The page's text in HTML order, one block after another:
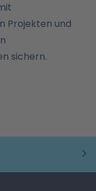
Projekten und
sichern.